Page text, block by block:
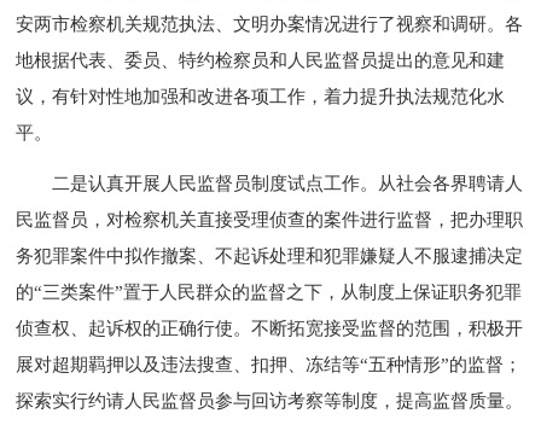
安两市检察机关规范执法、文明办案情况进行了视察和调研。各
地根据代表、委员、特约检察员和人民监督员提出的意见和建
议，有针对性地加强和改进各项工作，着力提升执法规范化水
平。
二是认真开展人民监督员制度试点工作。从社会各界聘请人
民监督员，对检察机关直接受理侦查的案件进行监督，把办理职
务犯罪案件中拟作撤案、不起诉处理和犯罪嫌疑人不服逮捕决定
的“三类案件”置于人民群众的监督之下，从制度上保证职务犯罪
侦查权、起诉权的正确行使。不断拓宽接受监督的范围，积极开
展对超期羁押以及违法搜查、扣押、冻结等“五种情形”的监督；
探索实行约请人民监督员参与回访考察等制度，提高监督质量。